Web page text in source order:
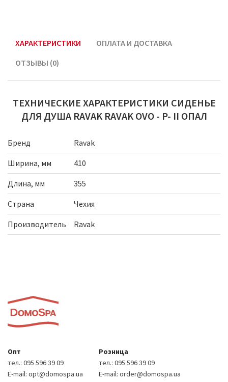
ХАРАКТЕРИСТИКИ
ОПЛАТА И ДОСТАВКА
ОТЗЫВЫ (0)
ТЕХНИЧЕСКИЕ ХАРАКТЕРИСТИКИ СИДЕНЬЕ
ДЛЯ ДУША RAVAK RAVAK OVO - P- II ОПАЛ
Бренд
Ravak
Ширина, мм
410
Длина, мм
355
Страна
Чехия
Производитель
Ravak
Опт
тел.: 095 596 39 09
E-mail: opt@domospa.ua
Розница
тел.: 095 596 39 09
E-mail: order@domospa.ua